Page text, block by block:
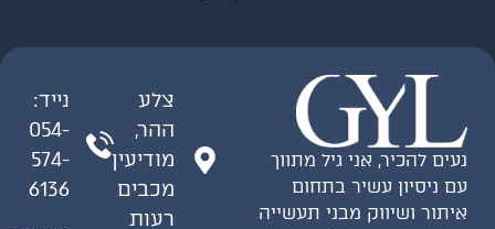
נעים להכיר, אני גיל מתווך
עם ניסיון עשיר בתחום
איתור ושיווק מבני תעשייה
צלע
ההר,
מודיעין
מכבים
רעות
נייד:
054-
574-
6136